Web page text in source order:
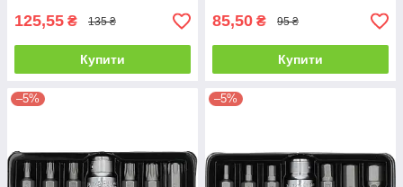
125,55 ₴ 135 ₴
Купити
85,50 ₴ 95 ₴
Купити
–5% –5%